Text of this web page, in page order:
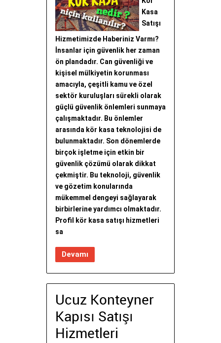
Kasa
Satışı
Hizmetimizde Haberiniz Varmı?
İnsanlar için güvenlik her zaman
ön plandadır. Can güvenliği ve
kişisel mülkiyetin korunması
amacıyla, çeşitli kamu ve özel
sektör kuruluşları sürekli olarak
güçlü güvenlik önlemleri sunmaya
çalışmaktadır. Bu önlemler
arasında kör kasa teknolojisi de
bulunmaktadır. Son dönemlerde
birçok işletme için etkin bir
güvenlik çözümü olarak dikkat
çekmiştir. Bu teknoloji, güvenlik
ve gözetim konularında
mükemmel dengeyi sağlayarak
birbirlerine yardımcı olmaktadır.
Profil kör kasa satışı hizmetleri
sa
Devamı
Ucuz Konteyner
Kapısı Satışı
Hizmetleri